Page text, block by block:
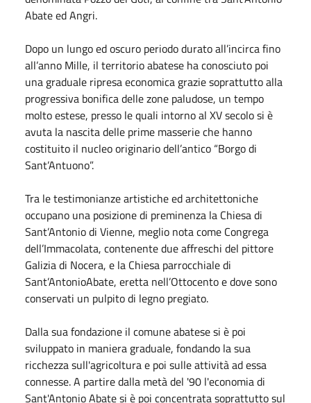
Abate ed Angri.
Dopo un lungo ed oscuro periodo durato all’incirca fino
all’anno Mille, il territorio abatese ha conosciuto poi
una graduale ripresa economica grazie soprattutto alla
progressiva bonifica delle zone paludose, un tempo
molto estese, presso le quali intorno al XV secolo si è
avuta la nascita delle prime masserie che hanno
costituito il nucleo originario dell’antico “Borgo di
Sant’Antuono”.
Tra le testimonianze artistiche ed architettoniche
occupano una posizione di preminenza la Chiesa di
Sant’Antonio di Vienne, meglio nota come Congrega
dell’Immacolata, contenente due affreschi del pittore
Galizia di Nocera, e la Chiesa parrocchiale di
Sant’AntonioAbate, eretta nell’Ottocento e dove sono
conservati un pulpito di legno pregiato.
Dalla sua fondazione il comune abatese si è poi
sviluppato in maniera graduale, fondando la sua
ricchezza sull'agricoltura e poi sulle attività ad essa
connesse. A partire dalla metà del '90 l'economia di
Sant'Antonio Abate si è poi concentrata soprattutto sul